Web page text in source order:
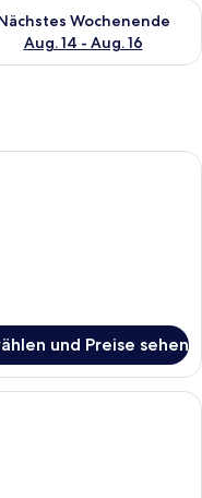
Wochenende, Aug. 7
Wochenende
Aug. 14 - Aug. 16
die Verfügbarkeit
mit Bett,
und Preise sehen
mit zwei Betten,